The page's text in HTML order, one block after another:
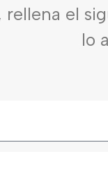
rellena el
lo